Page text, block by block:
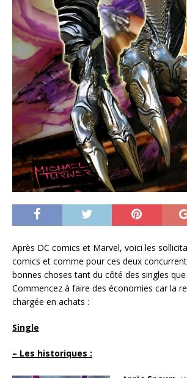
Après DC comics et Marvel, voici les
comics et comme pour ces deux
bonnes choses tant du côté des singles que
Commencez à faire des économies car la
chargée en achats :
Single
– Les historiques :